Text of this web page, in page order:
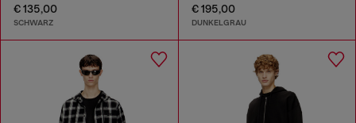
€ 135,00
SCHWARZ
€ 195,00
DUNKELGRAU